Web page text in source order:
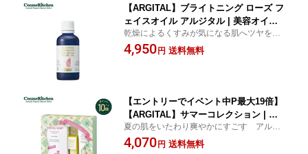
【ARGITAL】ブライトニング ローズ フ
ェイスオイル アルジタル | 美容オイル
フェイスオイル マッサージ オイル 無添
加 フェイス 顔 潤い しっとり ハリ つや
乾燥によるくすみが気になる肌へツヤを与
え、ふっくら柔らかく。
4,950円 送料無料
【エントリーでイベント中P最大19倍】
【ARGITAL】サマーコレクション | ク
レイ デリケート カモミール サマーキッ
ト specialkit 乾燥 保湿 紫外線 美容
夏の肌をいたわり爽やかにすごす アルジ
タルの贈りもの
4,070円 送料無料